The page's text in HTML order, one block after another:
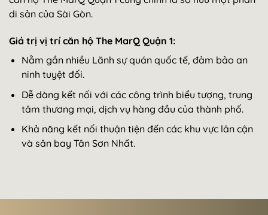
di sản của Sài Gòn.
Giá trị vị trí căn hộ The MarQ Quận 1:
Nằm gần nhiều Lãnh sự quán quốc tế, đảm bảo an
ninh tuyệt đối.
Dễ dàng kết nối với các công trình biểu tượng, trung
tâm thương mại, dịch vụ hàng đầu của thành phố.
Khả năng kết nối thuận tiện đến các khu vực lân cận
và sân bay Tân Sơn Nhất.